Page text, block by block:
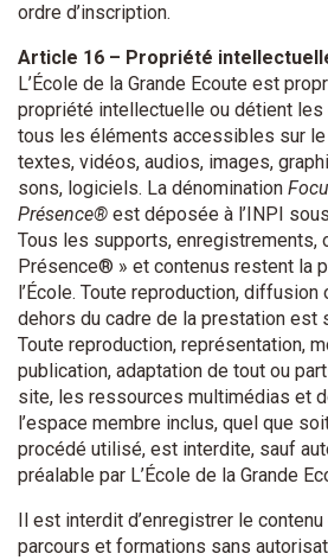
ordre d’inscription.
Article 16 – Propriété
L’École de la Grande Ecoute est
propriété intellectuelle ou détient les
tous les éléments accessibles sur
textes, vidéos, audios, images,
sons, logiciels. La dénomination
Présence® est déposée à l’INPI
Tous les supports, enregistrements,
Présence® » et contenus restent la
l’École. Toute reproduction,
dehors du cadre de la prestation est
Toute reproduction, représentation,
publication, adaptation de tout ou
site, les ressources multimédias et
l’espace membre inclus, quel que
procédé utilisé, est interdite, sauf
préalable par L’École de la Grande
Il est interdit d’enregistrer le
parcours et formations sans